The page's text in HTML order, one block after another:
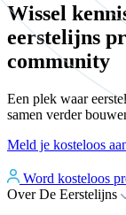
Wissel
eerstelijns
community
Een plek waar
samen verder
Meld je kosteloos
Word kosteloos
Over De Eerstelijns